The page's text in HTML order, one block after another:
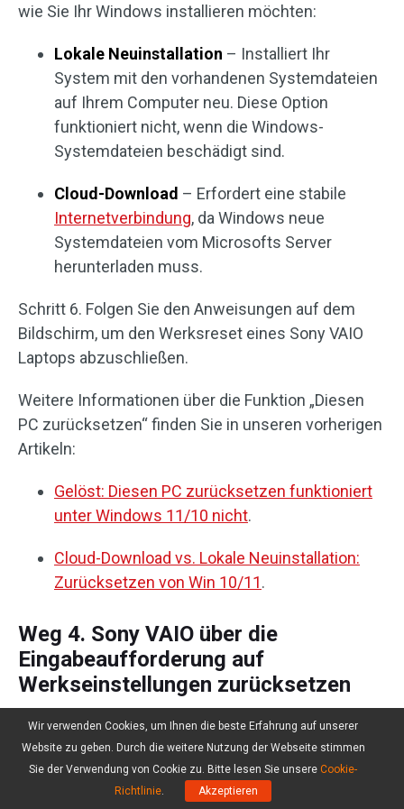
wie Sie Ihr Windows installieren möchten:
Lokale Neuinstallation – Installiert Ihr
System mit den vorhandenen Systemdateien
auf Ihrem Computer neu. Diese Option
funktioniert nicht, wenn die Windows-
Systemdateien beschädigt sind.
Cloud-Download – Erfordert eine stabile
Internetverbindung, da Windows neue
Systemdateien vom Microsofts Server
herunterladen muss.
Schritt 6. Folgen Sie den Anweisungen auf dem
Bildschirm, um den Werksreset eines Sony VAIO
Laptops abzuschließen.
Weitere Informationen über die Funktion „Diesen
PC zurücksetzen“ finden Sie in unseren vorherigen
Artikeln:
Gelöst: Diesen PC zurücksetzen funktioniert
unter Windows 11/10 nicht.
Cloud-Download vs. Lokale Neuinstallation:
Zurücksetzen von Win 10/11.
Weg 4. Sony VAIO über die
Eingabeaufforderung auf
Werkseinstellungen zurücksetzen
Als eines der leistungsstärksten Tools im
Windows-Betriebssystem ermöglicht die
Eingabeaufforderung es Ihnen, mit einigen
einfachen Befehlen fast alles auf Ihrem Computer
Wir verwenden Cookies, um Ihnen die beste Erfahrung auf unserer
Website zu geben. Durch die weitere Nutzung der Webseite stimmen
Sie der Verwendung von Cookie zu. Bitte lesen Sie unsere Cookie-
Richtlinie. Akzeptieren